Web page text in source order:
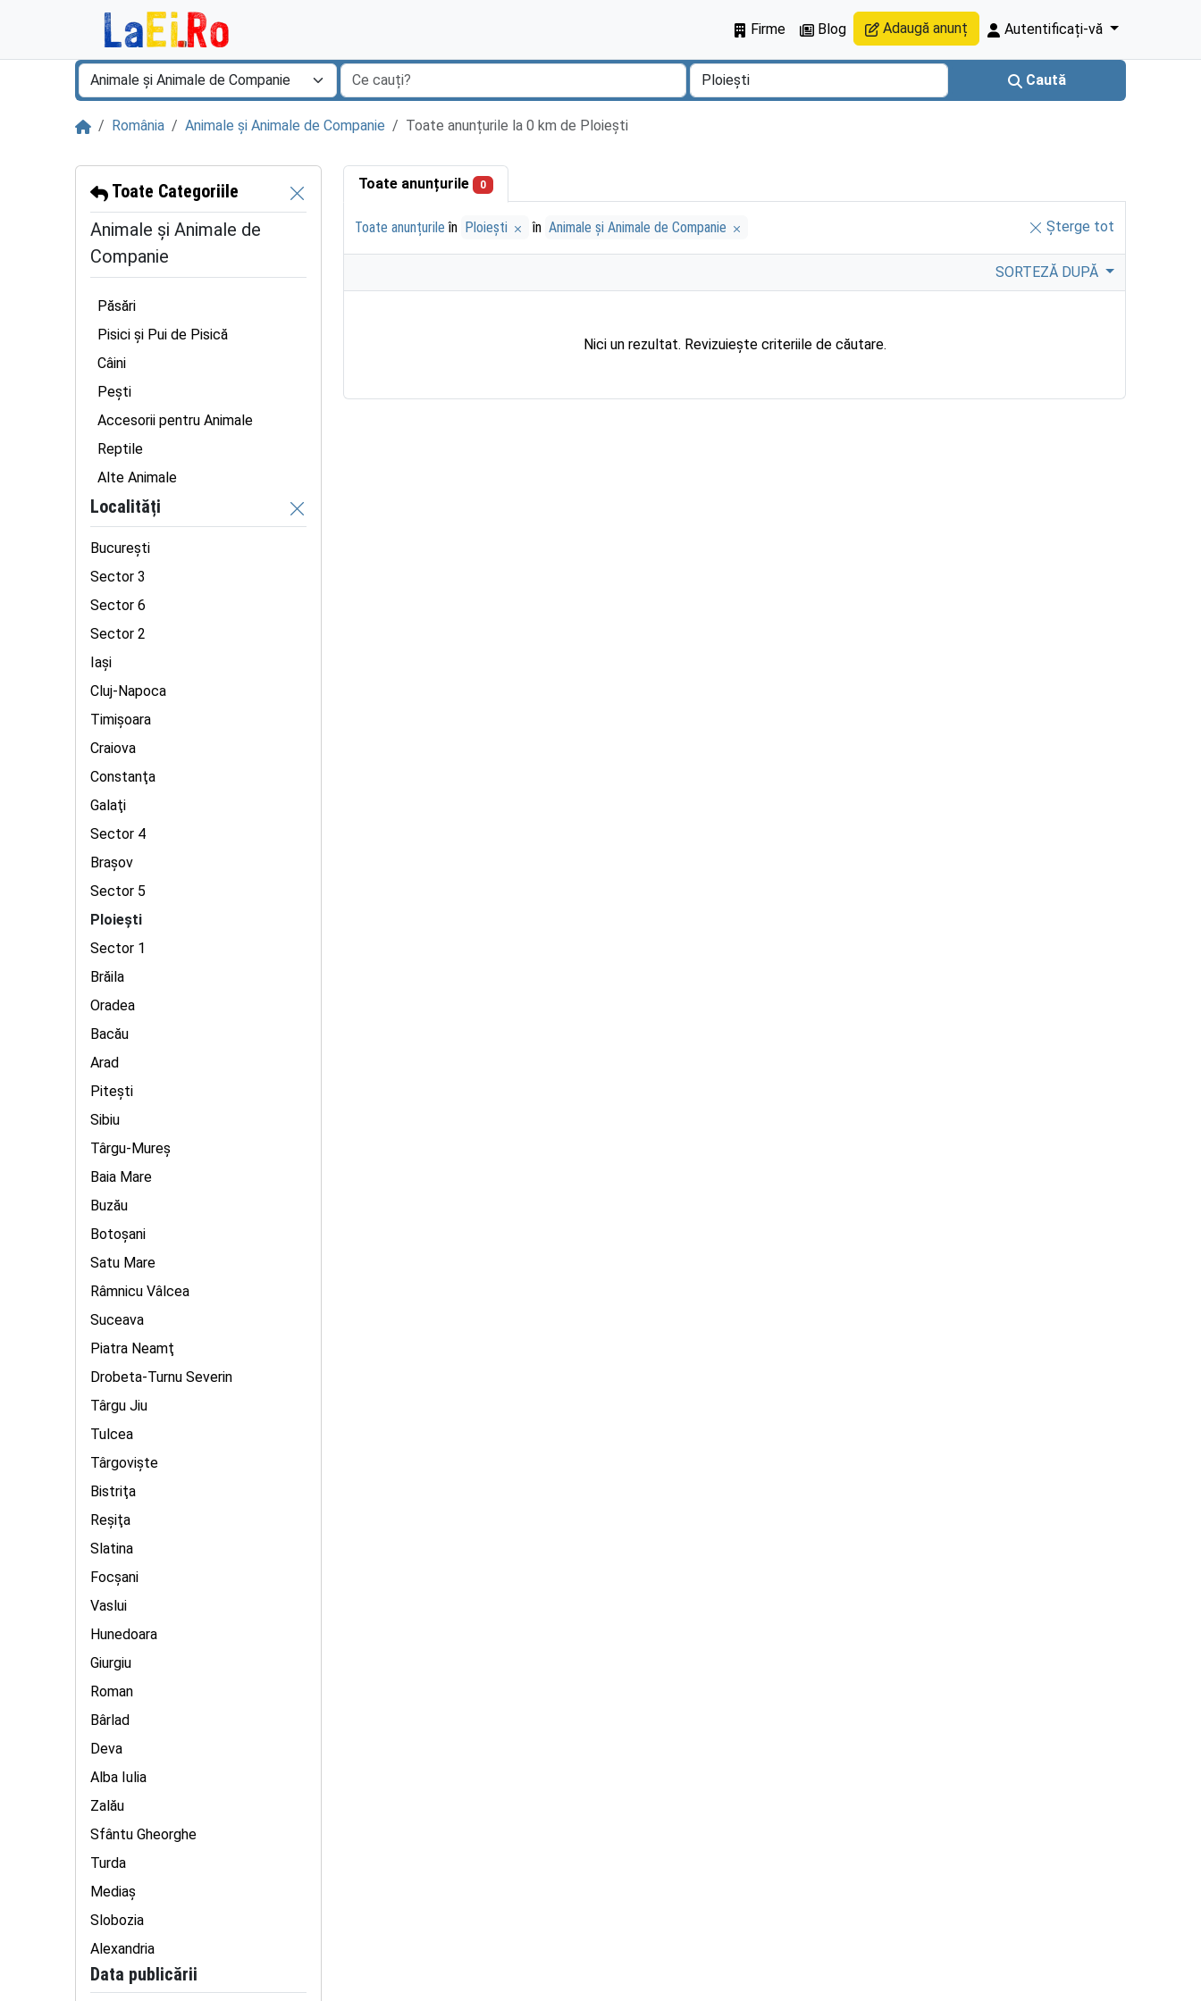
Firme
Blog Adaugă anunț Autentificați-vă
Caută
AcasăRomânia Animale și Animale de Companie Toate anunțurile la 0 km de Ploieşti
Toate Categoriile
Animale și Animale de
Companie
Păsări
Pisici și Pui de Pisică
Câini
Pești
Accesorii pentru Animale
Reptile
Alte Animale
Localități
București
Sector 3
Sector 6
Sector 2
Iaşi
Cluj-Napoca
Timişoara
Craiova
Constanţa
Galaţi
Sector 4
Braşov
Sector 5
Ploieşti
Sector 1
Brăila
Oradea
Bacău
Arad
Piteşti
Sibiu
Târgu-Mureş
Baia Mare
Buzău
Botoşani
Satu Mare
Râmnicu Vâlcea
Suceava
Piatra Neamţ
Drobeta-Turnu Severin
Târgu Jiu
Tulcea
Târgovişte
Bistriţa
Reşiţa
Slatina
Focșani
Vaslui
Hunedoara
Giurgiu
Roman
Bârlad
Deva
Alba Iulia
Zalău
Sfântu Gheorghe
Turda
Mediaş
Slobozia
Alexandria
Data publicării
Toate anunțurile 0
Toate anunțurile în Ploieşti în Animale și Animale de Companie Șterge tot
SORTEZĂ DUPĂ
Nici un rezultat. Revizuiește criteriile de căutare.